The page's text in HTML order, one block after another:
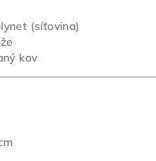
(síťovina)
kov